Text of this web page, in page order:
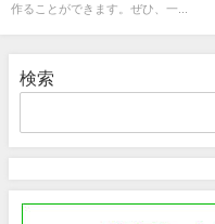
作ることができます。ぜひ、一...
検索